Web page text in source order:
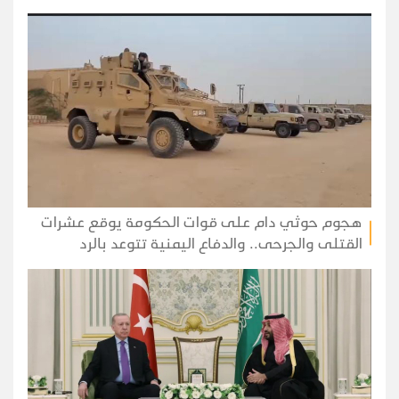
هجوم حوثي دام على قوات الحكومة يوقع عشرات
القتلى والجرحى.. والدفاع اليمنية تتوعد بالرد